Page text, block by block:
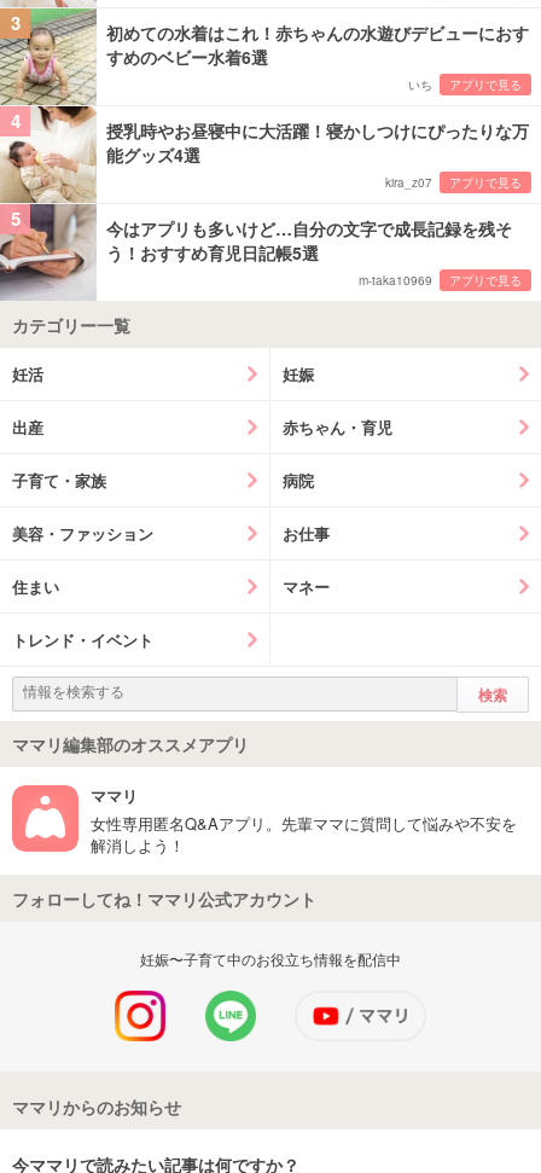
3
初めての水着はこれ！赤ちゃんの水遊びデビューにおす
すめのベビー水着6選
いち アプリで見る
4
授乳時やお昼寝中に大活躍！寝かしつけにぴったりな万
能グッズ4選
kira_z07 アプリで見る
5
今はアプリも多いけど…自分の文字で成長記録を残そ
う！おすすめ育児日記帳5選
m-taka10969 アプリで見る
カテゴリー一覧
妊活 妊娠
出産 赤ちゃん・育児
子育て・家族 病院
美容・ファッション お仕事
住まい マネー
トレンド・イベント
ママリ編集部のオススメアプリ
ママリ
女性専用匿名Q&Aアプリ。先輩ママに質問して悩みや不安を
解消しよう！
フォローしてね！ママリ公式アカウント
妊娠〜子育て中のお役立ち情報を配信中
ママリからのお知らせ
今ママリで読みたい記事は何ですか？